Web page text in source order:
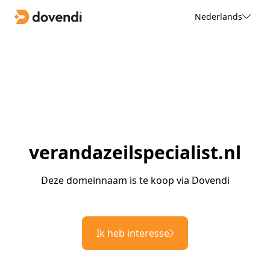
Nederlands
verandazeilspecialist.nl
Deze domeinnaam is te koop via Dovendi
Ik heb interesse